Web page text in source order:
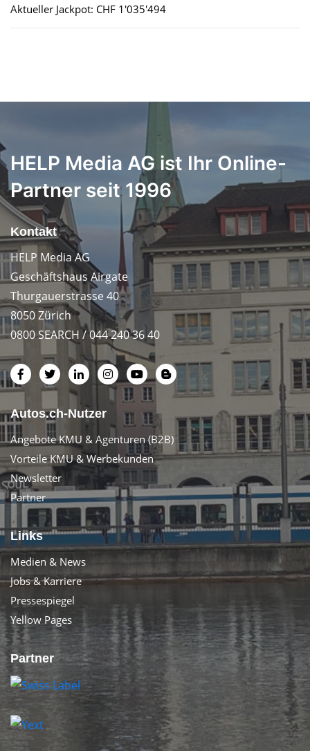
Aktueller Jackpot: CHF 1'035'494
HELP Media AG ist Ihr Online-
Partner seit 1996
Kontakt
HELP Media AG
Geschäftshaus Airgate
Thurgauerstrasse 40
8050 Zürich
0800 SEARCH / 044 240 36 40
Autos.ch-Nutzer
Angebote KMU & Agenturen (B2B)
Vorteile KMU & Werbekunden
Newsletter
Partner
Links
Medien & News
Jobs & Karriere
Pressespiegel
Yellow Pages
Partner